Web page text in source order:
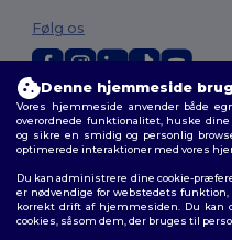
2026. Alle
Vilkår og Betingelser|Tilpasset
cookies|Sitemap
Følg os
Denne hjemmeside
Vores hjemmeside anvender både
overordnede funktionalitet, huske
og sikre en smidig og personlig
optimerede interaktioner med vores
Du kan administrere dine cookie-
er nødvendige for webstedets
korrekt drift af hjemmesiden. Du kan
cookies, såsom dem, der bruges til